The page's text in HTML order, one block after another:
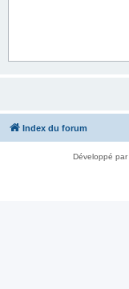
Index du forum
Développé par